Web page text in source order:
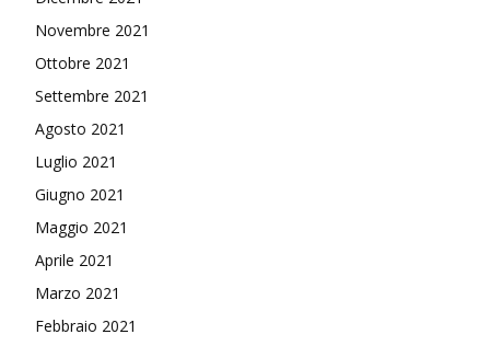
Novembre 2021
Ottobre 2021
Settembre 2021
Agosto 2021
Luglio 2021
Giugno 2021
Maggio 2021
Aprile 2021
Marzo 2021
Febbraio 2021